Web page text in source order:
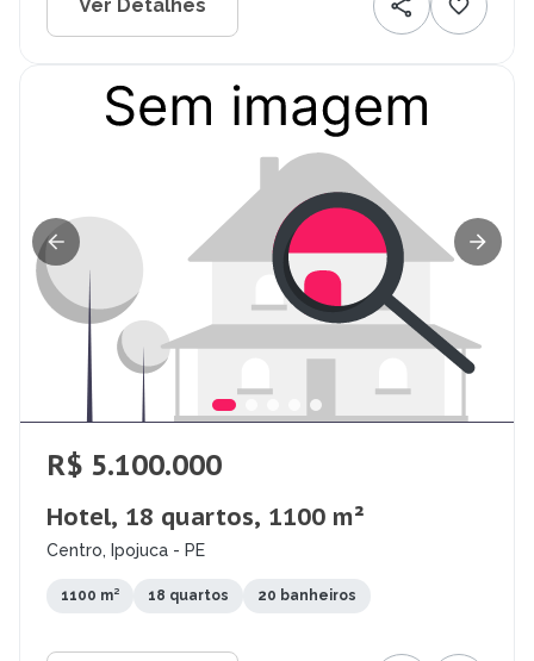
Ver Detalhes
R$ 5.100.000
Hotel, 18 quartos, 1100 m²
Centro, Ipojuca - PE
1100 m² 18 quartos 20 banheiros